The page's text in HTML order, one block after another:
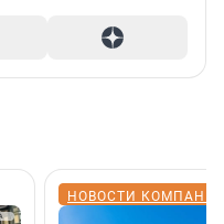
НОВОСТИ